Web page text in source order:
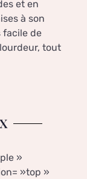
et en
à son
facile de
tout
»
»top »